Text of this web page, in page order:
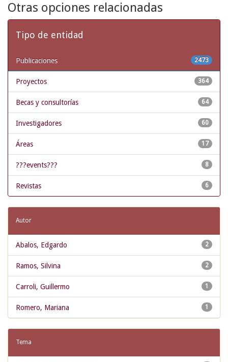
Otras opciones relacionadas
Tipo de entidad
2473
Publicaciones
364
Proyectos
64
Becas y consultorías
60
Investigadores
17
Áreas
8
???events???
6
Revistas
Autor
2
Abalos, Edgardo
2
Ramos, Silvina
1
Carroli, Guillermo
1
Romero, Mariana
Tema